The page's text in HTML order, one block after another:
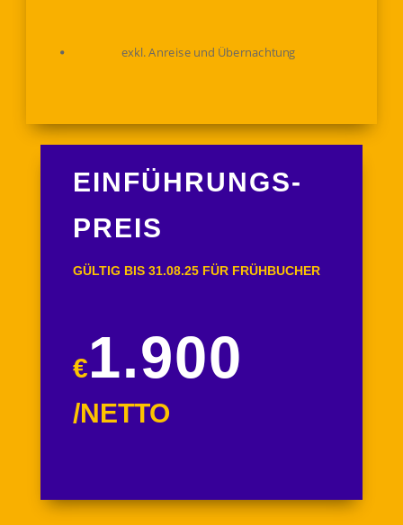
exkl. Anreise und Übernachtung
EINFÜHRUNGS-
PREIS
GÜLTIG BIS 31.08.25 FÜR FRÜHBUCHER
€1.900
/NETTO